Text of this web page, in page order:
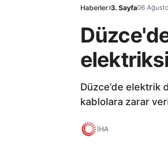
Haberler 3. Sayfa06
Düzce’de elektrik
kablolara zarar
İHA